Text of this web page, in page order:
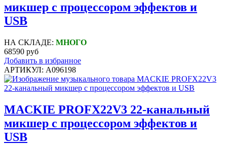
микшер с процессором эффектов и
USB
НА СКЛАДЕ: МНОГО
68590 руб
Добавить в избранное
АРТИКУЛ: A096198
MACKIE PROFX22V3 22-канальный
микшер с процессором эффектов и
USB